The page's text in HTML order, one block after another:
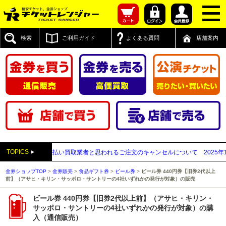
検索 ご利用ガイド よくある質問 店舗案内
TOPICS
送付先が先払い買取業者と思われるご注文のキャンセルについて 2025年12月
金券ショップTOP >金券販売 >食品ギフト券 > ビール券 > ビール券 440円券【旧券2代以上
前】（アサヒ・キリン・サッポロ・サントリーの4社いずれかの発行が対象）の販売
ビール券 440円券【旧券2代以上前】（アサヒ・キリン・
サッポロ・サントリーの4社いずれかの発行が対象）の購
入（通信販売）